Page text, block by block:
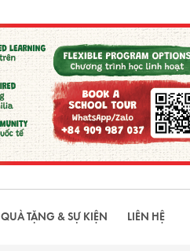
QUÀ TẶNG & SỰ KIỆN LIÊN HỆ